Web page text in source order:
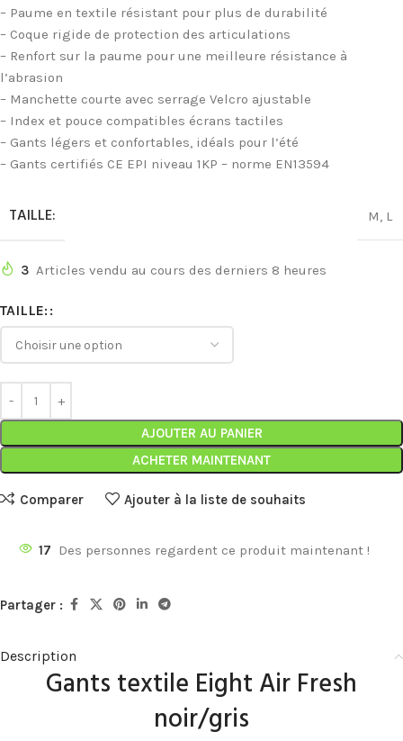
– Paume en textile résistant pour plus de durabilité
– Coque rigide de protection des articulations
– Renfort sur la paume pour une meilleure résistance à
l’abrasion
– Manchette courte avec serrage Velcro ajustable
– Index et pouce compatibles écrans tactiles
– Gants légers et confortables, idéals pour l’été
– Gants certifiés CE EPI niveau 1KP – norme EN13594
TAILLE: M, L
3 Articles vendu au cours des derniers 8 heures
TAILLE:
AJOUTER AU PANIER
ACHETER MAINTENANT
Comparer Ajouter à la liste de souhaits
17 Des personnes regardent ce produit maintenant !
Partager :
Description
Gants textile Eight Air Fresh
noir/gris